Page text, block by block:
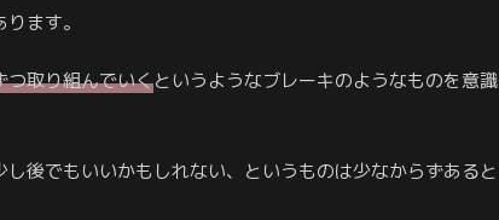
ます。
つ取り組んでいくというようなブレーキのようなものを意識
後でもいいかもしれない、というものは少なからずあると